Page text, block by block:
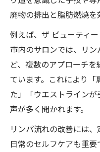
廃物の排出と脂肪燃焼を
例えば、ザ ビューティ
市内のサロンでは、リ
ど、複数のアプローチ
ています。これにより
た」「ウエストライン
声が多く聞かれます。
リンパ流れの改善には、
日常のセルフケアも重要